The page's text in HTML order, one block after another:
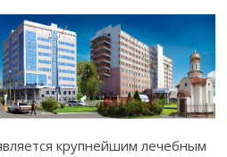
крупнейшим лечебным